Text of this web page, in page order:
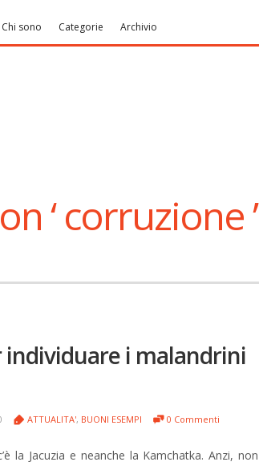
Chi sono Categorie Archivio
‘ corruzione ’
individuare i malandrini
ATTUALITA', BUONI ESEMPI 0 Commenti
la Jacuzia e neanche la Kamchatka. Anzi,